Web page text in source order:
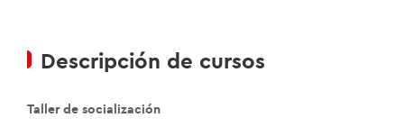
Descripción de cursos
Taller de socialización